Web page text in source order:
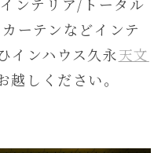
ーテンなどインテ
インハウス久永天文
越しください。